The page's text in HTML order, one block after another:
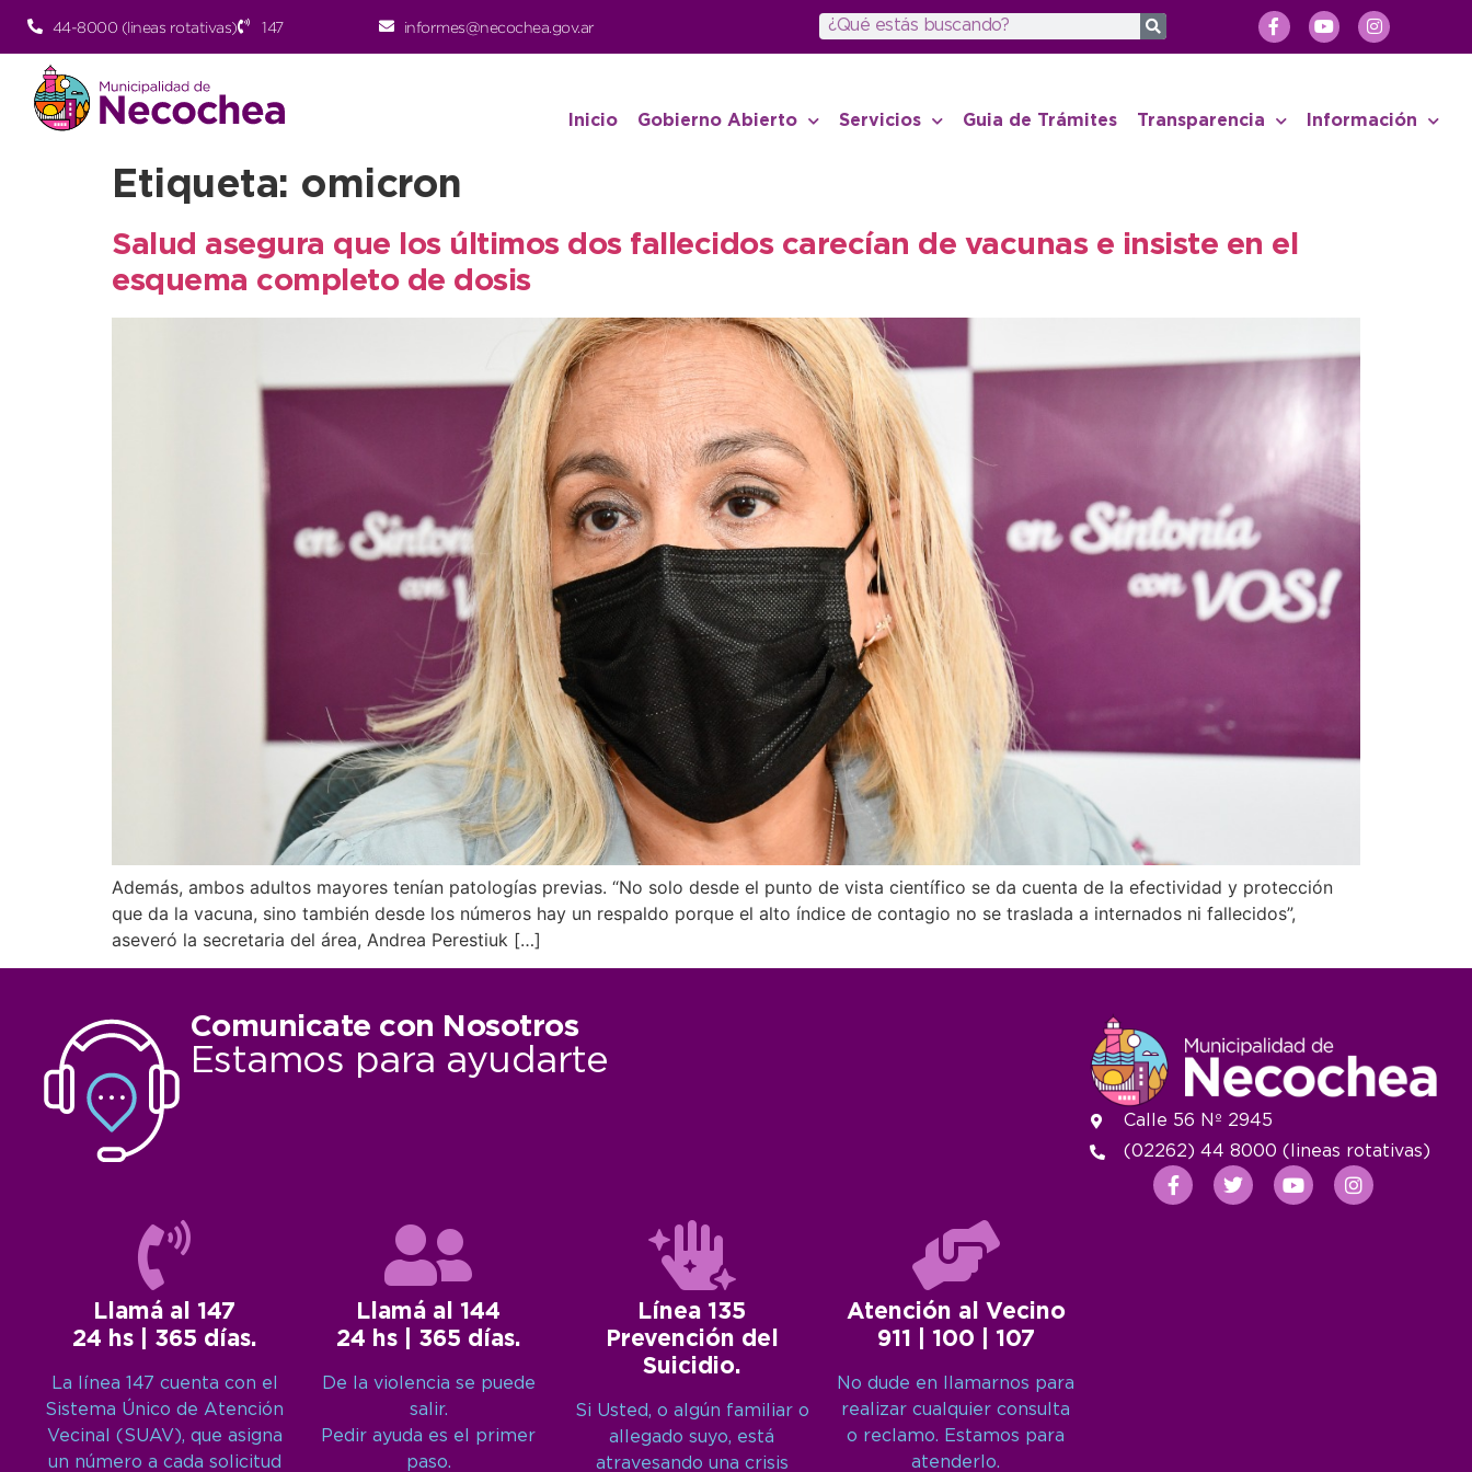
44-8000 (lineas rotativas) 147 informes@necochea.gov.ar
Inicio Gobierno Abierto Servicios Guia de Trámites Transparencia Información
Etiqueta: omicron
Salud asegura que los últimos dos fallecidos carecían de vacunas e insiste en el
esquema completo de dosis
Además, ambos adultos mayores tenían patologías previas. “No solo desde el punto de vista científico se da cuenta de la efectividad y protección
que da la vacuna, sino también desde los números hay un respaldo porque el alto índice de contagio no se traslada a internados ni fallecidos”,
aseveró la secretaria del área, Andrea Perestiuk […]
Comunicate con Nosotros
Estamos para ayudarte
Llamá al 147
24 hs | 365 días.
La línea 147 cuenta con el
Sistema Único de Atención
Vecinal (SUAV), que asigna
un número a cada solicitud
Llamá al 144
24 hs | 365 días.
De la violencia se puede
salir.
Pedir ayuda es el primer
paso.
Línea 135
Prevención del
Suicidio.
Si Usted, o algún familiar o
allegado suyo, está
atravesando una crisis
Atención al Vecino
911 | 100 | 107
No dude en llamarnos para
realizar cualquier consulta
o reclamo. Estamos para
atenderlo.
Calle 56 Nº 2945
(02262) 44 8000 (lineas rotativas)